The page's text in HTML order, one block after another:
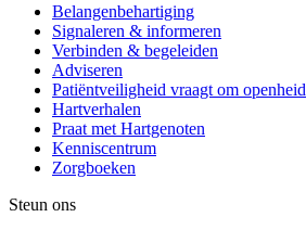
Belangenbehartiging
Signaleren & informeren
Verbinden & begeleiden
Adviseren
Patiëntveiligheid vraagt om openheid
Hartverhalen
Praat met Hartgenoten
Kenniscentrum
Zorgboeken
Steun ons